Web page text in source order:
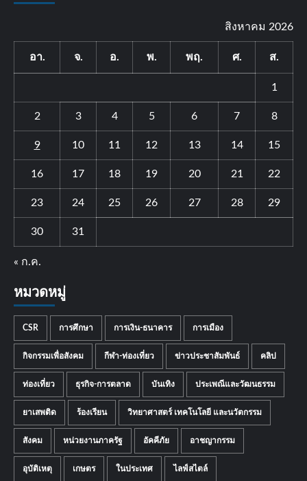
สิงหาคม 2026
อา. จ. อ. พ. พฤ. ศ. ส.
1
2 3 4 5 6 7 8
9 10 11 12 13 14 15
16 17 18 19 20 21 22
23 24 25 26 27 28 29
30 31
« ก.ค.
หมวดหมู่
CSR การศึกษา การเงิน-ธนาคาร การเมือง
กิจกรรมเพื่อสังคม กีฬา-ท่องเที่ยว ข่าวประชาสัมพันธ์ คลิป
ท่องเที่ยว ธุรกิจ-การตลาด บันเทิง ประเพณีและวัฒนธรรม
ยาเสพติด ร้องเรียน วิทยาศาสตร์ เทคโนโลยี และนวัตกรรม
สังคม หน่วยงานภาครัฐ อัคคีภัย อาชญากรรม
อุบัติเหตุ เกษตร ในประเทศ ไลฟ์สไตล์